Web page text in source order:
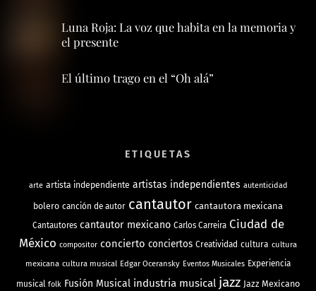
Luna Roja: La voz que habita en la memoria y
el presente
El último trago en el “Oh alá”
ETIQUETAS
arte artista independiente artistas independientes autenticidad
bolero canción de autor cantautor cantautora mexicana
Cantautores cantautor mexicano Carlos Carreira Ciudad de
México compositor concierto conciertos Creatividad cultura cultura
mexicana cultura musical Edgar Oceransky Eventos Musicales Experiencia
musical folk Fusión Musical industria musical jazz Jazz Mexicano